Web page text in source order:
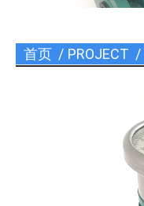
您在这里：
首页 PROJECT